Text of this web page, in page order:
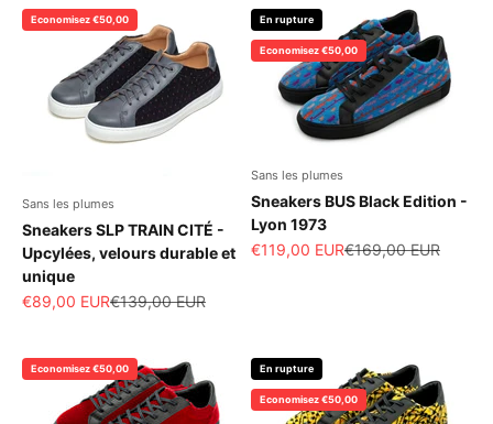
Economisez €50,00
Sans les plumes
Sneakers SLP TRAIN CITÉ -
Upcylées, velours durable et
unique
Prix de vente
€89,00 EURPrix normal
€139,00 EUR
En rupture
Economisez €50,00
Sans les plumes
Sneakers BUS Black Edition -
Lyon 1973
Prix de vente
€119,00 EURPrix normal
€169,00 EUR
Economisez €50,00 En rupture
Economisez €50,00